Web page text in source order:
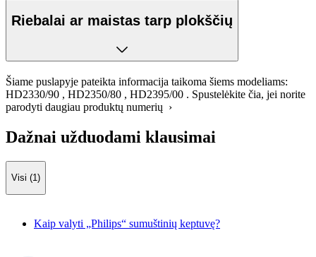
Riebalai ar maistas tarp plokščių
Šiame puslapyje pateikta informacija taikoma šiems modeliams:
HD2330/90 , HD2350/80 , HD2395/00 . Spustelėkite čia, jei norite
parodyti daugiau produktų numerių ›
Dažnai užduodami klausimai
Visi (1)
Kaip valyti „Philips“ sumuštinių keptuvę?